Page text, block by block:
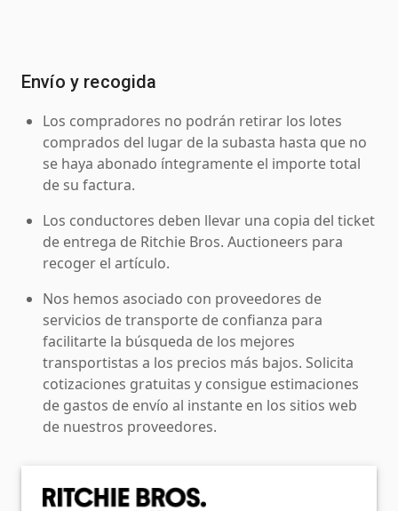
Envío y recogida
Los compradores no podrán retirar los lotes
comprados del lugar de la subasta hasta que no
se haya abonado íntegramente el importe total
de su factura.
Los conductores deben llevar una copia del ticket
de entrega de Ritchie Bros. Auctioneers para
recoger el artículo.
Nos hemos asociado con proveedores de
servicios de transporte de confianza para
facilitarte la búsqueda de los mejores
transportistas a los precios más bajos. Solicita
cotizaciones gratuitas y consigue estimaciones
de gastos de envío al instante en los sitios web
de nuestros proveedores.